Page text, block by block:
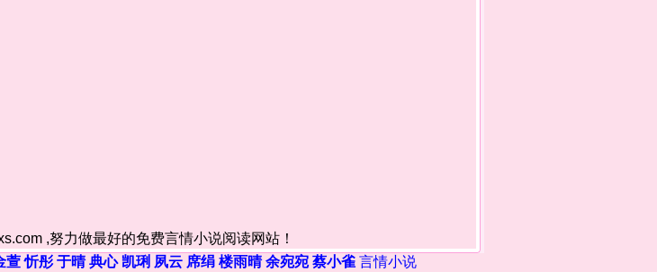
,努力做最好的免费言情小说阅读网站！
萱 忻彤 于晴 典心 凯琍 夙云 席绢 楼雨晴 余宛宛 蔡小雀 言情小说